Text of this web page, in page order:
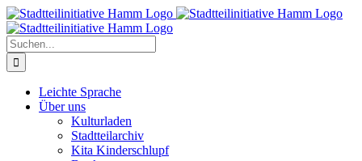
Zum
Inhalt
springen
Suche
nach:
Leichte Sprache
Über uns
Kulturladen
Stadtteilarchiv
Kita Kinderschlupf